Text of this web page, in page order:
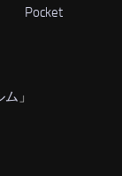
Pocket
ム 」